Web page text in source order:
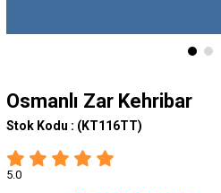
Osmanlı Zar Kehribar
Stok Kodu : (KT116TT)
5.0